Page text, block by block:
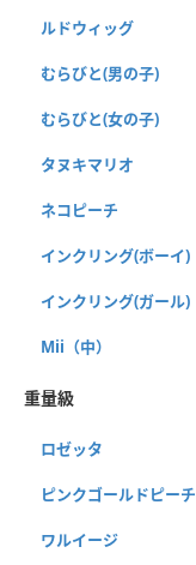
ルドウィッグ
むらびと(男の子)
むらびと(女の子)
タヌキマリオ
ネコピーチ
インクリング(ボーイ)
インクリング(ガール)
Mii（中）
重量級
ロゼッタ
ピンクゴールドピーチ
ワルイージ